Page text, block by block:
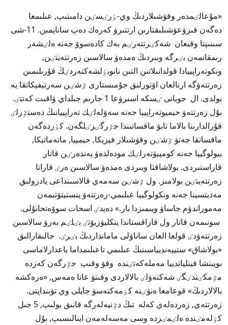
«مۇعالٸمدەر وقۋشىلاردىڭ وي-ٶرٸسٸن دامىتىپ, عىلىمعا
دەگەن قىزۋعۋشىلىقتارىن ارتتىرۋ كەرەك دەپ سانايمىن. 11-شى
سىنىپتا وقىعان شەكٸرتتەرٸم بەك كادەسوۆ جەنە ەلٸشەر
رىمقانمەن بٸرگە وبىردىڭ ەمدەۋ سالاسىن زەرتتەيتٸن,
ونكوتەراپييادا قولدانىلاتىن التىن نانوبٶلشەكتەردٸڭ قۇرىلىمىن
زەرتتەۋگە ارنالعان اۆتورلىق جۇمىستارى ٷشٸن سەرتيفيكاتقا يە
بولدى. ال جوبانى ٸسكە اسىرۋعا 1 جارىم جىلداي ۋاقىت كەتتٸ.
بۇل زەرتتەۋ حيميوتەراپييا جەنە سەۋلەلٸك تەراپييانىڭ دەستٷرلٸ
قۇرالدارىنا بالاما تابۋ ماقساتىندا جٷرگٸزٸلگەن. كٶزدەگەن
ماقساتقا جەتۋ ٷشٸن وقۋشىلار فيزيكا, حيمييا, ماتەماتيكا,
بيولوگييا جەنە كومپيۋتەرلٸك مودەلدەۋ پەندەرٸن قاتار
قاراستىردى. بولاشاقتا وبىردى ەمدەۋ سالاسىن ەرٸ قاراتا
زەرتتەيتٸن بولامىز. ول ٷشٸن سەمەي قالاسىنداعى يادرولىق
مەديتسينا جەنە ونكولوگييا عىلىمي-زەرتتەۋ ينستيتۋتىمەن
مەموراندۋم جاساۋ ويىمىزدا بار.» دەيدٸ اسحات سوۆەتحانۇلى.
سونىمەن قاتار ول قازاقستاندا ينكليۋزيۆتٸ بٸلٸم بەرۋ سالاسىن
زەرتتەۋدٸ قولعا العان ساناۋلى مامانداردىڭ بٸرٸ. حالىقارالىق
«بولاشاق» ستيپەنديياسىنىڭ عىلىمي تاعىلىمداما باعدارلاماسى
بويىنشا فينلياندييا مەملەكەتٸندە وقۋ وقىپ جٷرگەن كەزدە
مٷمكٸندٸگٸ شەكتەۋلٸ بالالاردى وقىتۋ عانا ەمەس, «ەرەكشە
بالالاردىڭ» قوعامعا ەنۋٸنە كٶمەكتەسۋ جايلى وي تۋىنداپتى.
زەرتتەي, زەردەلەي كەلە تىڭ دٷنيەلەرگە قانىق بولىپ, 5 جىل
كٶلەمٸندە ەلٸمٸزدە وسى مەسەلەمەن اينالىسىپ, بۇل